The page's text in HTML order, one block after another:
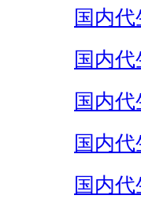
国内
国内
国内
国内
国内